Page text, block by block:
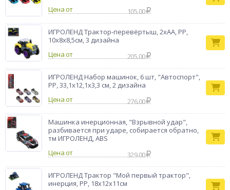
Цена от
105.00
ИГРОЛЕНД Трактор-перевёртыш, 2хАА, PP,
10х8х8,5см, 3 дизайна
Цена от
205.00
ИГРОЛЕНД Набор машинок, 6 шт, "Автоспорт",
PP, 33,1х12,1х3,3 см, 2 дизайна
Цена от
276.00
Машинка инерционная, "Взрывной удар",
разбивается при ударе, собирается обратно,
тм ИГРОЛЕНД, ABS
Цена от
329.00
ИГРОЛЕНД Трактор "Мой первый трактор",
инерция, РР, 18х12х11см